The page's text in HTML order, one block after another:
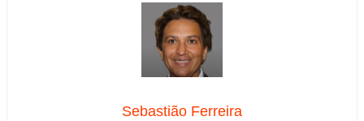
Sebastião Ferreira